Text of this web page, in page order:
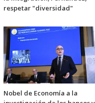
respetar "diversidad"
Nobel de Economía a la